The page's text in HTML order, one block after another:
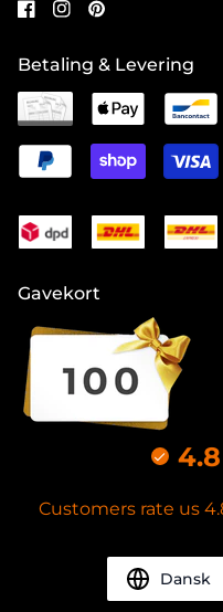
Betaling & Levering
Gavekort
4.8
Customers rate us
Dansk